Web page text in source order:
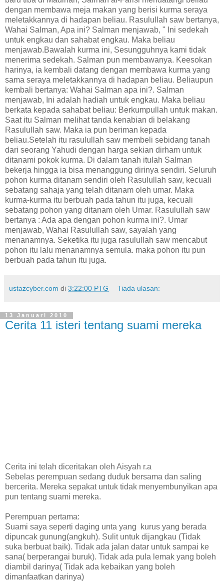
dengan membawa meja makan yang berisi kurma seraya
meletakkannya di hadapan beliau. Rasulullah saw bertanya,
Wahai Salman, Apa ini? Salman menjawab, " Ini sedekah
untuk engkau dan sahabat engkau. Maka beliau
menjawab.Bawalah kurma ini, Sesungguhnya kami tidak
menerima sedekah. Salman pun membawanya. Keesokan
harinya, ia kembali datang dengan membawa kurma yang
sama seraya meletakkannya di hadapan beliau. Beliaupun
kembali bertanya: Wahai Salman apa ini?. Salman
menjawab, Ini adalah hadiah untuk engkau. Maka beliau
berkata kepada sahabat beliau: Berkumpullah untuk makan.
Saat itu Salman melihat tanda kenabian di belakang
Rasulullah saw. Maka ia pun beriman kepada
beliau.Setelah itu rasulullah saw membeli sebidang tanah
dari seorang Yahudi dengan harga sekian dirham untuk
ditanami pokok kurma. Di dalam tanah itulah Salman
bekerja hingga ia bisa menanggung dirinya sendiri. Seluruh
pohon kurma ditanam sendiri oleh Rasulullah saw, kecuali
sebatang sahaja yang telah ditanam oleh umar. Maka
kurma-kurma itu berbuah pada tahun itu juga, kecuali
sebatang pohon yang ditanam oleh Umar. Rasulullah saw
bertanya : Ada apa dengan pohon kurma ini?. Umar
menjawab, Wahai Rasulullah saw, sayalah yang
menanamnya. Seketika itu juga rasulullah saw mencabut
pohon itu lalu menanamnya semula. maka pohon itu pun
berbuah pada tahun itu juga.
ustazcyber.com di 3:22:00 PTG Tiada ulasan:
13 Januari 2010
Cerita 11 isteri tentang suami mereka
Cerita ini telah diceritakan oleh Aisyah r.a
Sebelas perempuan sedang duduk bersama dan saling
bercerita. Mereka sepakat untuk tidak menyembunyikan apa
pun tentang suami mereka.
Perempuan pertama:
Suami saya seperti daging unta yang kurus yang berada
dipuncak gunung(angkuh). Sulit untuk dijangkau (Tidak
suka berbuat baik). Tidak ada jalan datar untuk sampai ke
sana( berperangai buruk). Tidak ada pula lemak yang boleh
diambil darinya( Tidak ada kebaikan yang boleh
dimanfaatkan darinya)